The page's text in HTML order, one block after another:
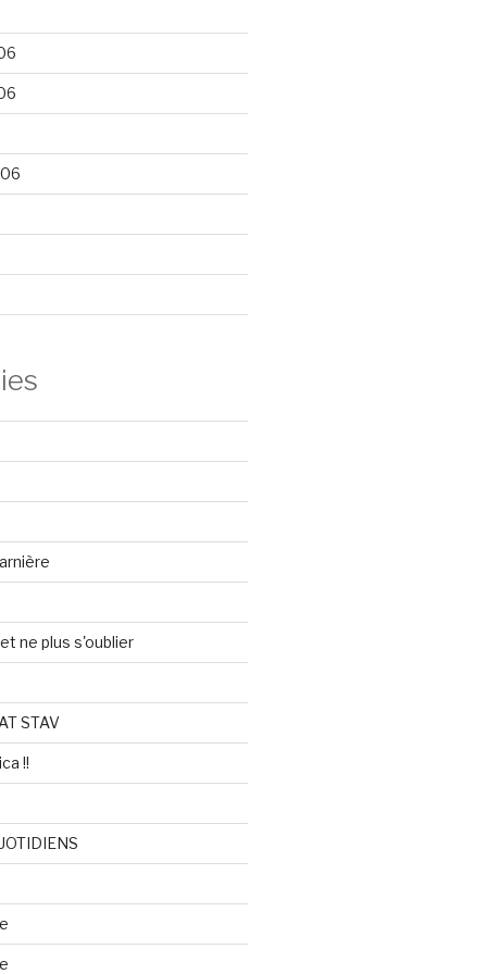
ne plus s'oublier
STAV
!!